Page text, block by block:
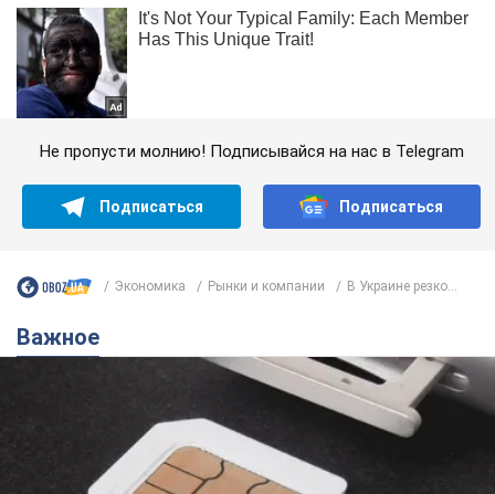
Не пропусти молнию! Подписывайся на нас в Telegram
Подписаться Подписаться
Экономика Рынки и компании В Украине резко...
Важное